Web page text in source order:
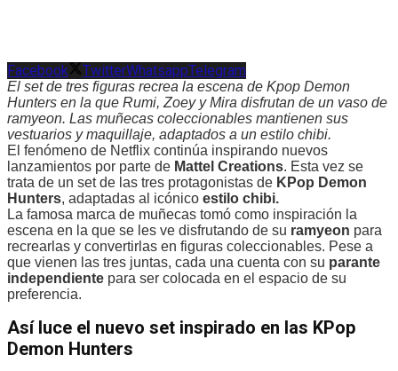
Facebook TwitterWhatsappTelegram
El set de tres figuras recrea la escena de Kpop Demon
Hunters en la que Rumi, Zoey y Mira disfrutan de un vaso de
ramyeon. Las muñecas coleccionables mantienen sus
vestuarios y maquillaje, adaptados a un estilo chibi.
El fenómeno de Netflix continúa inspirando nuevos
lanzamientos por parte de Mattel Creations. Esta vez se
trata de un set de las tres protagonistas de KPop Demon
Hunters, adaptadas al icónico estilo chibi.
La famosa marca de muñecas tomó como inspiración la
escena en la que se les ve disfrutando de su ramyeon para
recrearlas y convertirlas en figuras coleccionables. Pese a
que vienen las tres juntas, cada una cuenta con su parante
independiente para ser colocada en el espacio de su
preferencia.
Así luce el nuevo set inspirado en las KPop
Demon Hunters